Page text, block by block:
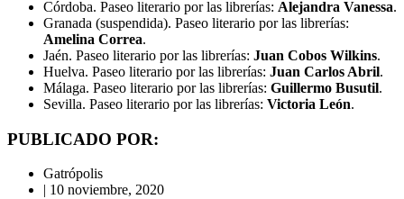
Córdoba. Paseo literario por las librerías: Alejandra Vanessa.
Granada (suspendida). Paseo literario por las librerías:
Amelina Correa.
Jaén. Paseo literario por las librerías: Juan Cobos Wilkins.
Huelva. Paseo literario por las librerías: Juan Carlos Abril.
Málaga. Paseo literario por las librerías: Guillermo Busutil.
Sevilla. Paseo literario por las librerías: Victoria León.
PUBLICADO POR:
Gatrópolis
| 10 noviembre, 2020